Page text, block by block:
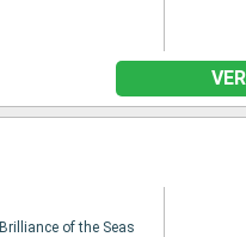
Brilliance of the Seas